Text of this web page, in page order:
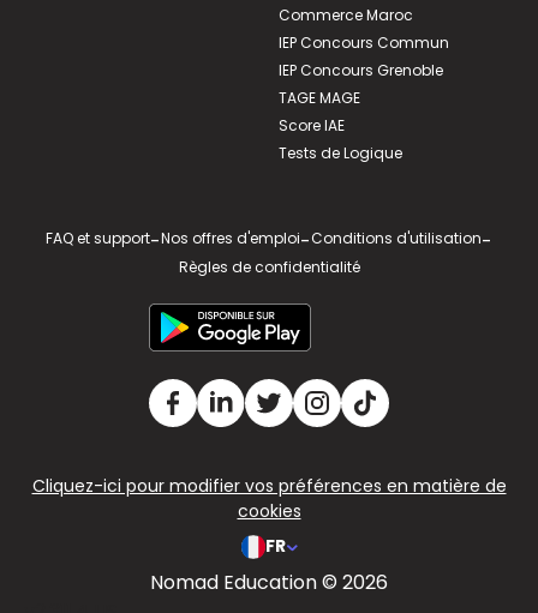
Commerce Maroc
IEP Concours Commun
IEP Concours Grenoble
TAGE MAGE
Score IAE
Tests de Logique
FAQ et support-Nos offres d'emploi-Conditions d'utilisation-
Règles de confidentialité
Cliquez-ici pour modifier vos préférences en matière de
cookies
FR
Nomad Education © 2026